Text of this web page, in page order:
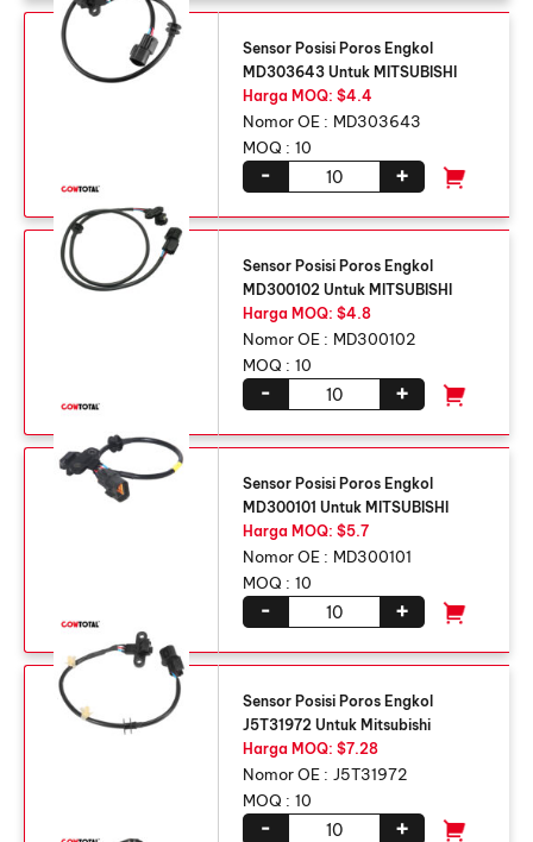
Sensor Posisi Poros Engkol
MD303643 Untuk MITSUBISHI
Harga MOQ: $4.4
Nomor OE : MD303643
MOQ : 10
+
-
Sensor Posisi Poros Engkol
MD300102 Untuk MITSUBISHI
Harga MOQ: $4.8
Nomor OE : MD300102
MOQ : 10
+
-
Sensor Posisi Poros Engkol
MD300101 Untuk MITSUBISHI
Harga MOQ: $5.7
Nomor OE : MD300101
MOQ : 10
+
-
Sensor Posisi Poros Engkol
J5T31972 Untuk Mitsubishi
Harga MOQ: $7.28
Nomor OE : J5T31972
MOQ : 10
+
-